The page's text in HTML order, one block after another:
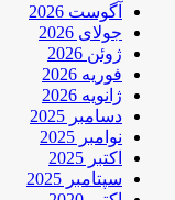
آگوست 2026
جولای 2026
ژوئن 2026
فوریه 2026
ژانویه 2026
دسامبر 2025
نوامبر 2025
اکتبر 2025
سپتامبر 2025